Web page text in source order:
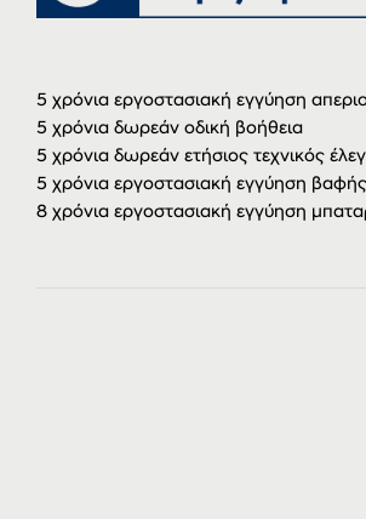
5 χρόνια εργοστασιακή εγγύηση
5 χρόνια δωρεάν οδική βοήθεια
5 χρόνια δωρεάν ετήσιος τεχνικός
5 χρόνια εργοστασιακή εγγύηση
8 χρόνια εργοστασιακή εγγύηση